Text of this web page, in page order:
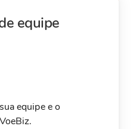
equipe
equipe e o